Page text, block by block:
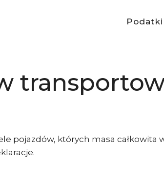
Podatki
pojazdów, których masa całkowita